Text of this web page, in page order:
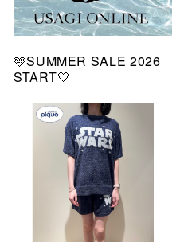
🩵SUMMER SALE 2026
START🤍